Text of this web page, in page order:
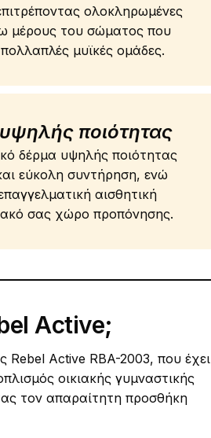
ολοκληρωμένες
μέρους του σώματος που
μυϊκές ομάδες.
ποιότητας
δέρμα υψηλής ποιότητας
εύκολη συντήρηση, ενώ
αισθητική
σας χώρο προπόνησης.
Active;
Rebel Active RBA-2003, που έχει
οικιακής γυμναστικής
τον απαραίτητη προσθήκη